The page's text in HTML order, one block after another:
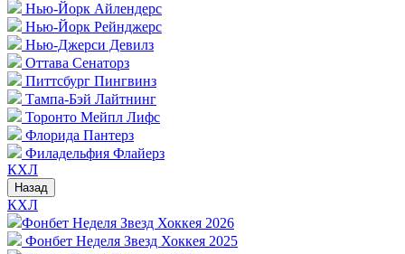
Нью-Йорк Айлендерс
Нью-Йорк Рейнджерс
Нью-Джерси Девилз
Оттава Сенаторз
Питтсбург Пингвинз
Тампа-Бэй Лайтнинг
Торонто Мейпл Лифс
Флорида Пантерз
Филадельфия Флайерз
КХЛ
Назад
КХЛ
Фонбет Неделя Звезд Хоккея 2026
Фонбет Неделя Звезд Хоккея 2025